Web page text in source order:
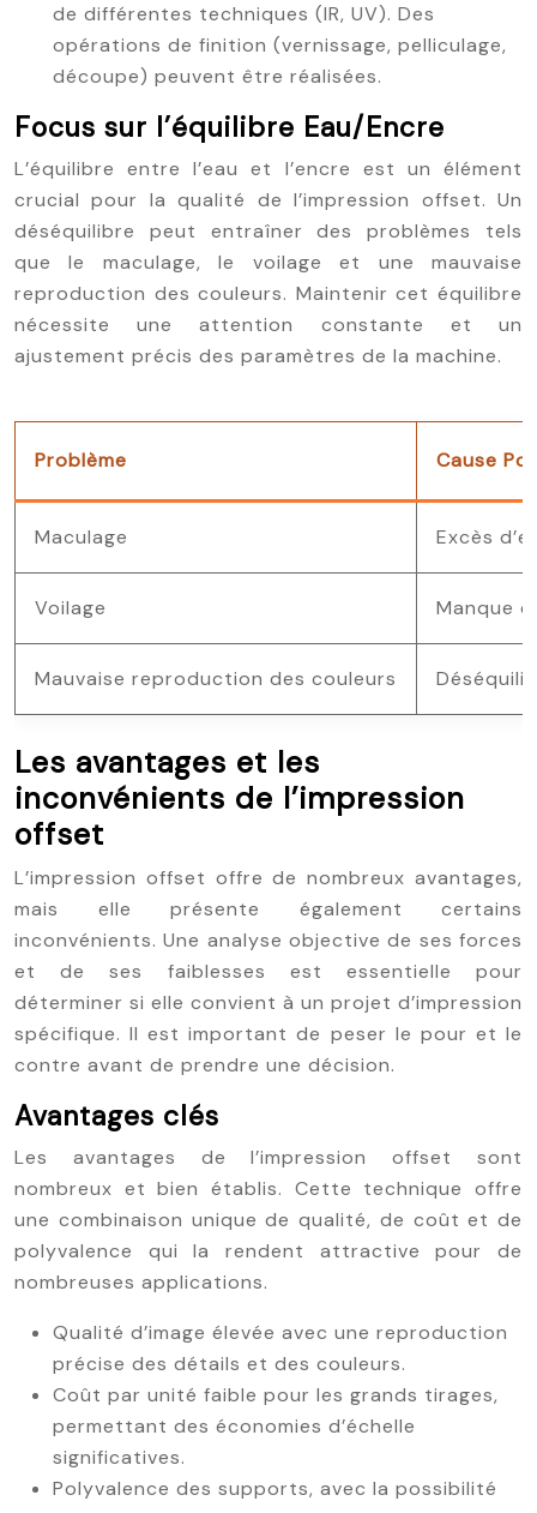
de différentes techniques (IR, UV). Des
opérations de finition (vernissage, pelliculage,
découpe) peuvent être réalisées.
Focus sur l’équilibre Eau/Encre
L’équilibre entre l’eau et l’encre est un élément
crucial pour la qualité de l’impression offset. Un
déséquilibre peut entraîner des problèmes tels
que le maculage, le voilage et une mauvaise
reproduction des couleurs. Maintenir cet équilibre
nécessite une attention constante et un
ajustement précis des paramètres de la machine.
Problème Cause
Maculage Excès
Voilage Manque
Mauvaise reproduction des couleurs
Les avantages et les
inconvénients de l’impression
offset
L’impression offset offre de nombreux avantages,
mais elle présente également certains
inconvénients. Une analyse objective de ses forces
et de ses faiblesses est essentielle pour
déterminer si elle convient à un projet d’impression
spécifique. Il est important de peser le pour et le
contre avant de prendre une décision.
Avantages clés
Les avantages de l’impression offset sont
nombreux et bien établis. Cette technique offre
une combinaison unique de qualité, de coût et de
polyvalence qui la rendent attractive pour de
nombreuses applications.
Qualité d’image élevée avec une reproduction
précise des détails et des couleurs.
Coût par unité faible pour les grands tirages,
permettant des économies d’échelle
significatives.
Polyvalence des supports, avec la possibilité